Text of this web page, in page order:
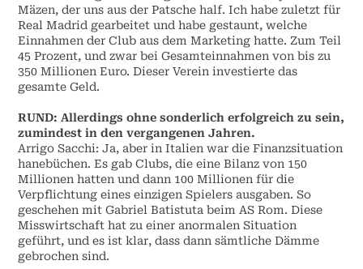
Mäzen, der uns aus der Patsche half. Ich habe zuletzt für
Real Madrid gearbeitet und habe gestaunt, welche
Einnahmen der Club aus dem Marketing hatte. Zum Teil
45 Prozent, und zwar bei Gesamteinnahmen von bis zu
350 Millionen Euro. Dieser Verein investierte das
gesamte Geld.
RUND: Allerdings ohne sonderlich erfolgreich zu sein,
zumindest in den vergangenen Jahren.
Arrigo Sacchi: Ja, aber in Italien war die Finanzsituation
hanebüchen. Es gab Clubs, die eine Bilanz von 150
Millionen hatten und dann 100 Millionen für die
Verpflichtung eines einzigen Spielers ausgaben. So
geschehen mit Gabriel Batistuta beim AS Rom. Diese
Misswirtschaft hat zu einer anormalen Situation
geführt, und es ist klar, dass dann sämtliche Dämme
gebrochen sind.